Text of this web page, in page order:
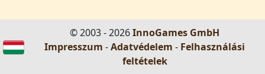
© 2003 - 2026InnoGames GmbH
Impresszum -Adatvédelem - Felhasználási
feltételek